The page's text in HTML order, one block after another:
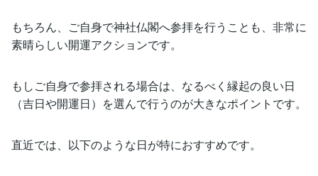
もちろん、ご自身で神社仏閣へ参拝を行うことも、非常に
素晴らしい開運アクションです。
もしご自身で参拝される場合は、なるべく縁起の良い日
（吉日や開運日）を選んで行うのが大きなポイントです。
直近では、以下のような日が特におすすめです。